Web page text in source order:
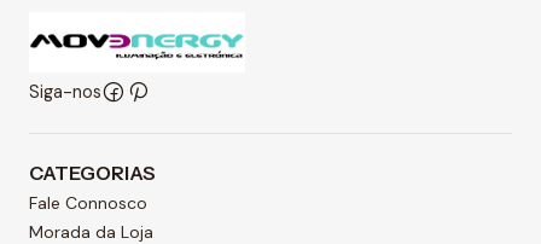
Siga-nos
CATEGORIAS
Fale Connosco
Morada da Loja